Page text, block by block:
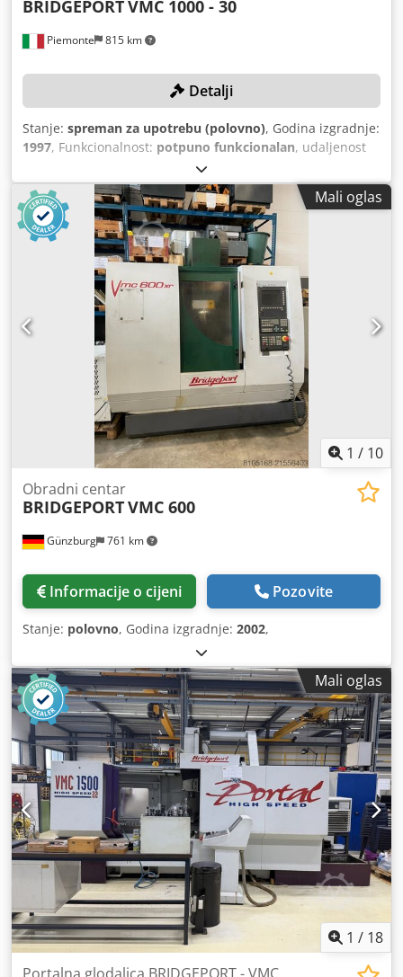
Piemonte 815 km
BRIDGEPORTVMC 1000 - 30
Detalji
Stanje: spreman za upotrebu (polovno), Godina izgradnje:
1997, Funkcionalnost: potpuno funkcionalan, udaljenost
, Y osi hod:
Z-osi:500 mm, model kontrolera:HEIDENHAIN TNC 426 P,
maksimalna brzina vretena:10.000 okret/min, Mali oglas
1 / 10
Günzburg 761 km
Obradni centar
BRIDGEPORTVMC 600
Informacije o cijeni Pozovite
Stanje: polovno, Godina izgradnje: 2002,
Mali oglas
1 / 18